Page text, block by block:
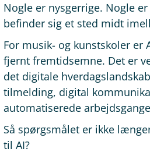
Nogle er nysgerrige. Nogle
befinder sig et sted midt
For musik- og kunstskoler er
fjernt fremtidsemne. Det er
det digitale
tilmelding, digital
automatiserede
Så spørgsmålet er ikke
til AI?